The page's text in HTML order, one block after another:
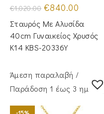
€1,020.00 Original
price
was:
€1,020.00.
€840.00
τιμή
είναι:
€840.00.
Σταυρός Mε Aλυσίδα
40cm Γυναικείος Χρυσός
Κ14 KBS-20336Y
Άμεση παραλαβή /
Παράδoση 1 έως 3 ημέρες